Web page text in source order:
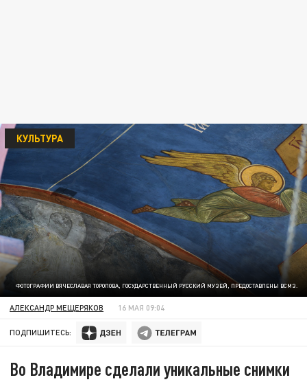
ФОТОГРАФИИ ВЯЧЕСЛАВАЯ ТОРОПОВА, ГОСУДАРСТВЕННЫЙ РУССКИЙ МУЗЕЙ, ПРЕДОСТАВЛЕНЫ ВСМЗ.
КУЛЬТУРА
АЛЕКСАНДР МЕЩЕРЯКОВ 16 МАЯ 09:04
ПОДПИШИТЕСЬ:
Во Владимире сделали уникальные снимки